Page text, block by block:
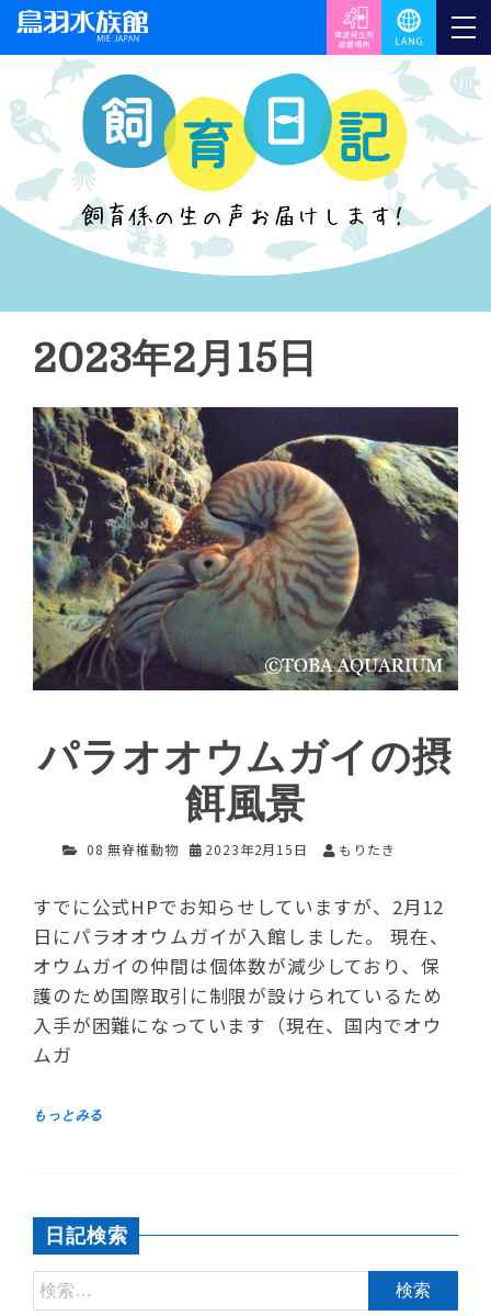
2023年2月15日
パラオオウムガイの摂
餌風景
08 無脊椎動物 2023年2月15日 もりたき
すでに公式HPでお知らせしていますが、2月12
日にパラオオウムガイが入館しました。 現在、
オウムガイの仲間は個体数が減少しており、保
護のため国際取引に制限が設けられているため
入手が困難になっています（現在、国内でオウ
ムガ
日記検索